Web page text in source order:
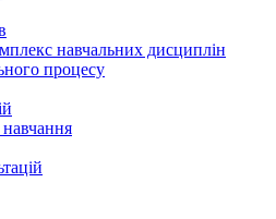
навчальних дисциплін
процесу
навчання